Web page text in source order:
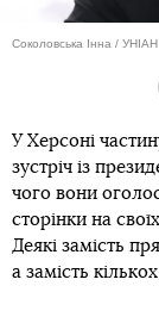
Соколовська Інна / УНІАН
У Херсоні
зустріч із
чого вони
сторінки на
Деякі замість
а замість